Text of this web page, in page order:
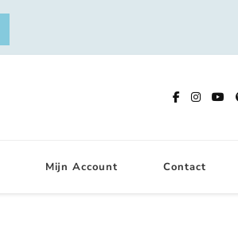
Mijn Account Contact